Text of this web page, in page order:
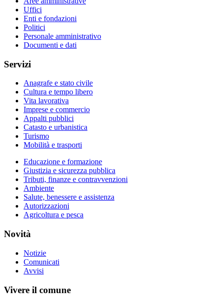
Uffici
Enti e fondazioni
Politici
Personale amministrativo
Documenti e dati
Servizi
Anagrafe e stato civile
Cultura e tempo libero
Vita lavorativa
Imprese e commercio
Appalti pubblici
Catasto e urbanistica
Turismo
Mobilità e trasporti
Educazione e formazione
Giustizia e sicurezza pubblica
Tributi, finanze e contravvenzioni
Ambiente
Salute, benessere e assistenza
Autorizzazioni
Agricoltura e pesca
Novità
Notizie
Comunicati
Avvisi
Vivere il comune